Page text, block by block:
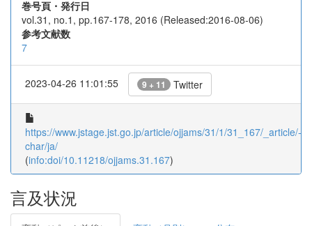
巻号頁・発行日
vol.31, no.1, pp.167-178, 2016 (Released:2016-08-06)
参考文献数
7
2023-04-26 11:01:55 9 + 11 Twitter
https://www.jstage.jst.go.jp/article/ojjams/31/1/31_167/_article/-
char/ja/
(info:doi/10.11218/ojjams.31.167)
言及状況